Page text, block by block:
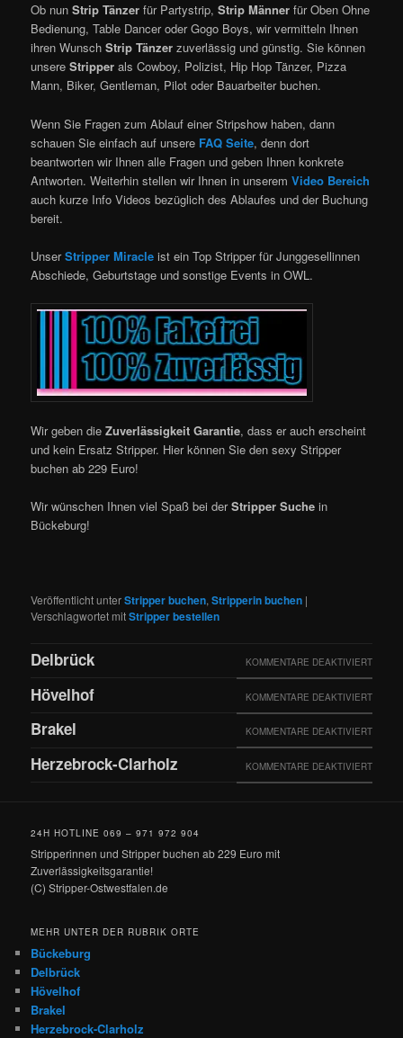
Ob nunStrip Tänzer für Partystrip,Strip Männerfür Oben Ohne
Bedienung, Table Dancer oder Gogo Boys, wir vermitteln Ihnen
ihren WunschStrip Tänzer zuverlässig und günstig. Sie können
unsereStripper als Cowboy, Polizist, Hip Hop Tänzer, Pizza
Mann, Biker, Gentleman, Pilot oder Bauarbeiter buchen.
Wenn Sie Fragen zum Ablauf einer Stripshow haben, dann
schauen Sie einfach auf unsere FAQ Seite, denn dort
beantworten wir Ihnen alle Fragen und geben Ihnen konkrete
Antworten. Weiterhin stellen wir Ihnen in unseremVideo Bereich
auch kurze Info Videos bezüglich des Ablaufes und der Buchung
bereit.
UnserStripper Miracle ist ein Top Stripper für Junggesellinnen
Abschiede, Geburtstage und sonstige Events in OWL.
Wir geben dieZuverlässigkeit Garantie, dass er auch erscheint
und kein Ersatz Stripper. Hier können Sie den sexy Stripper
buchen ab 229 Euro!
Wir wünschen Ihnen viel Spaß bei derStripper Suche in
Bückeburg!
Veröffentlicht unterStripper buchen,Stripperin buchen |
Verschlagwortet mitStripper bestellen
Delbrück KOMMENTARE DEAKTIVIERTFÜR
Hövelhof KOMMENTARE DEAKTIVIERTFÜR
Brakel KOMMENTARE DEAKTIVIERTFÜR
Herzebrock-Clarholz KOMMENTARE DEAKTIVIERTFÜR
24H HOTLINE 069 – 971 972 904
Stripperinnen und Stripper buchen ab 229 Euro mit
Zuverlässigkeitsgarantie!
(C) Stripper-Ostwestfalen.de
MEHR UNTER DER RUBRIK ORTE
Bückeburg
Delbrück
Hövelhof
Brakel
Herzebrock-Clarholz